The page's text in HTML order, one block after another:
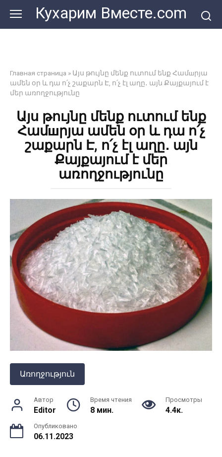
контенту
Кухарим Вместе.com
Главная страница » Այս թույնը մենք ուտում ենք Համшրյա
ամեն օր և դա ո՛չ շաքարն Է, ո՛չ էլ աղը․ այն Քայքայում է
մեր առողջությունը
Այս թույնը մենք ուտում ենք
Համшրյա ամեն օր և դա ո՛չ
շաքարն Է, ո՛չ էլ աղը․ այն
Քայքայում է մեր
առողջությունը
Առողջություն
Автор
Editor
Время чтения
8 мин.
Просмотры
4.4к.
Опубликовано
06.11.2023